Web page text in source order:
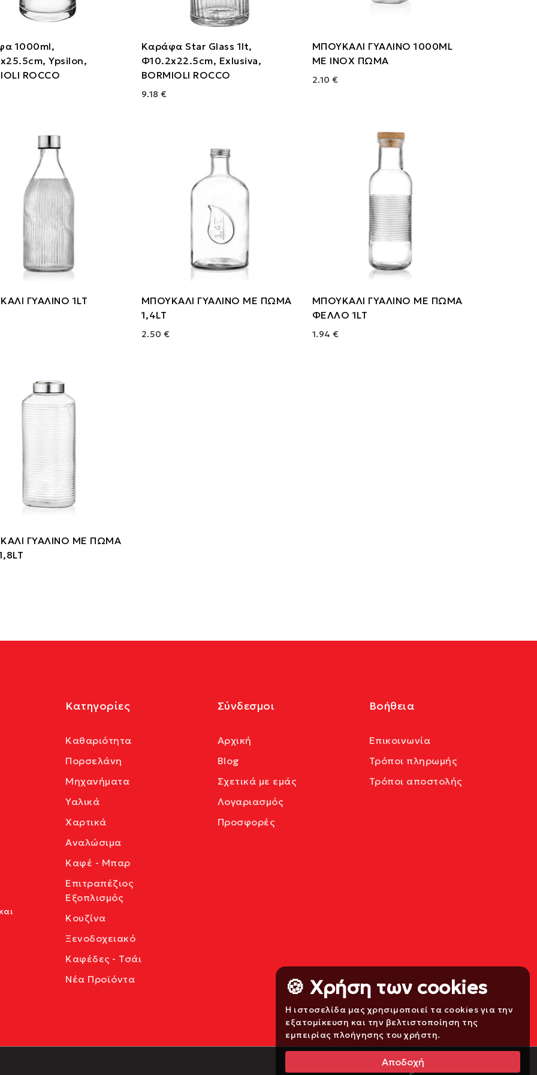
🍪 Χρήση των cookies
Η ιστοσελίδα μας χρησιμοποιεί τα cookies για την
εξατομίκευση και την βελτιστοποίηση της
εμπειρίας πλοήγησης του χρήστη.
Αποδοχή
1000ml,
Ypsilon,
ROCCO
Καράφα Star Glass 1lt,
Φ10.2x22.5cm, Exlusiva,
BORMIOLI ROCCO
9.18 €
ΜΠΟΥΚΑΛΙ ΓΥΑΛΙΝΟ 1000ML
ΜΕ INOX ΠΩΜΑ
2.10 €
ΓΥΑΛΙΝΟ 1LT
ΜΠΟΥΚΑΛΙ ΓΥΑΛΙΝΟ ΜΕ ΠΩΜΑ
1,4LT
2.50 €
ΜΠΟΥΚΑΛΙ ΓΥΑΛΙΝΟ ΜΕ ΠΩΜΑ
ΦΕΛΛΟ 1LT
1.94 €
ΓΥΑΛΙΝΟ ΜΕ ΠΩΜΑ
Κατηγορίες
Καθαριότητα
Πορσελάνη
Μηχανήματα
Υαλικά
Χαρτικά
Αναλώσιμα
Καφέ - Μπαρ
Επιτραπέζιος
Εξοπλισμός
Κουζίνα
Ξενοδοχειακό
Καφέδες - Τσάι
Νέα Προϊόντα
Σύνδεσμοι
Αρχική
Blog
Σχετικά με εμάς
Λογαριασμός
Προσφορές
Βοήθεια
Επικοινωνία
Τρόποι πληρωμής
Τρόποι αποστολής
Developed by Fossasoft